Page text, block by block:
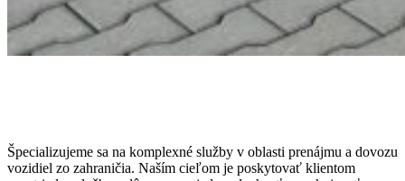
Špecializujeme sa na komplexné služby v oblasti prenájmu a dovozu
vozidiel zo zahraničia. Naším cieľom je poskytovať klientom